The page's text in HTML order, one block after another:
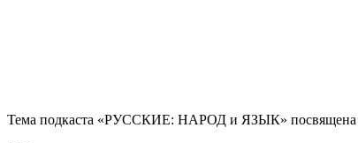
Тема подкаста «РУССКИЕ: НАРОД и ЯЗЫК» посвящена